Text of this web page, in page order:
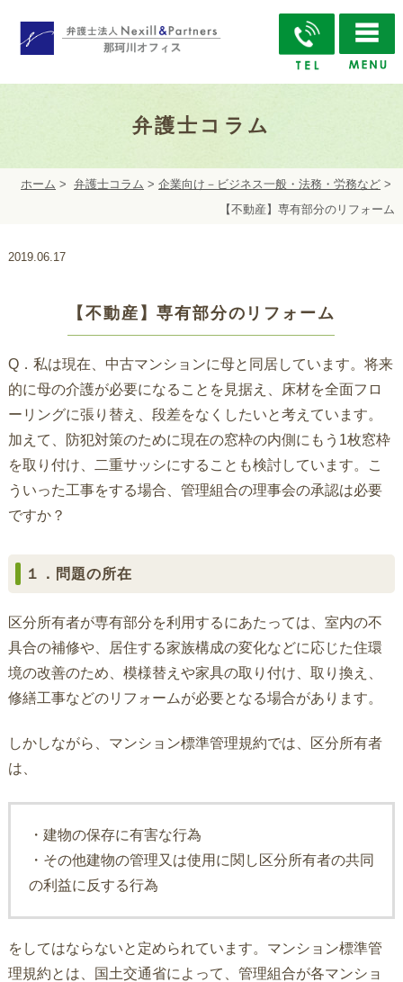
弁護士コラム
ホーム > 弁護士コラム >企業向け－ビジネス一般・法務・労務など >
【不動産】専有部分のリフォーム
2019.06.17
【不動産】専有部分のリフォーム
Q．私は現在、中古マンションに母と同居しています。将来
的に母の介護が必要になることを見据え、床材を全面フロ
ーリングに張り替え、段差をなくしたいと考えています。
加えて、防犯対策のために現在の窓枠の内側にもう1枚窓枠
を取り付け、二重サッシにすることも検討しています。こ
ういった工事をする場合、管理組合の理事会の承認は必要
ですか？
１．問題の所在
区分所有者が専有部分を利用するにあたっては、室内の不
具合の補修や、居住する家族構成の変化などに応じた住環
境の改善のため、模様替えや家具の取り付け、取り換え、
修繕工事などのリフォームが必要となる場合があります。
しかしながら、マンション標準管理規約では、区分所有者
は、
・建物の保存に有害な行為
・その他建物の管理又は使用に関し区分所有者の共同
の利益に反する行為
をしてはならないと定められています。マンション標準管
理規約とは、国土交通省によって、管理組合が各マンショ